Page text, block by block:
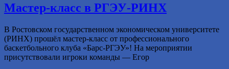
Мастер-класс в РГЭУ-РИНХ
В Ростовском государственном экономическом университете
(РИНХ) прошёл мастер-класс от профессионального
баскетбольного клуба «Барс-РГЭУ»! На мероприятии
присутствовали игроки команды — Егор